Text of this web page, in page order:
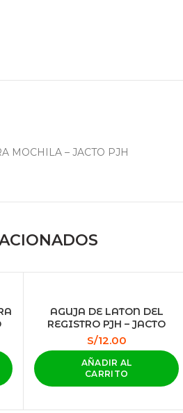
MOCHILA – JACTO PJH
AGUJA DE LATON DEL
REGISTRO PJH – JACTO
S/12.00
AÑADIR AL
CARRITO